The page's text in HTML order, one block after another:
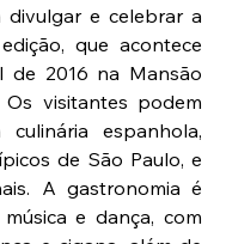
e celebrar a
que acontece
2016 na Mansão
visitantes podem
espanhola,
de São Paulo, e
A gastronomia é
e dança, com